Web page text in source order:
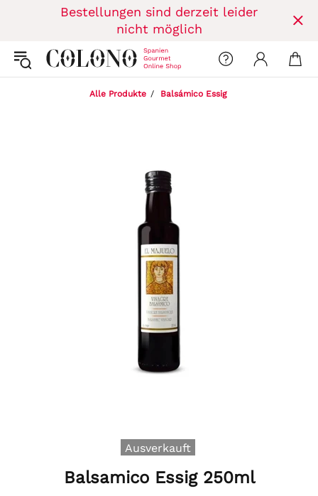
Bestellungen sind derzeit leider
nicht möglich
Alle Produkte Balsámico Essig
Ausverkauft
Balsamico Essig 250ml